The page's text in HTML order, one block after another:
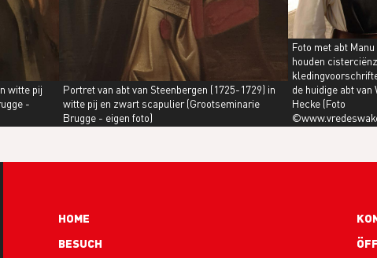
witte pij
-
Portret van abt van Steenbergen (1725-1729) in
witte pij en zwart scapulier (Grootseminarie
Brugge - eigen foto)
Foto met abt
houden
de huidige abt van
Hecke (Foto
Hoofdnavigatie
HOME
BESUCH